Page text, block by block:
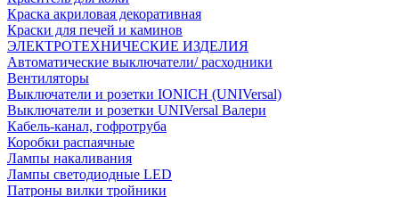
Краска акриловая декоративная
Краски для печей и каминов
ЭЛЕКТРОТЕХНИЧЕСКИЕ ИЗДЕЛИЯ
Автоматические выключатели/ расходники
Вентиляторы
Выключатели и розетки IONICH (UNIVersal)
Выключатели и розетки UNIVersal Валери
Кабель-канал, гофротруба
Коробки распаячные
Лампы накаливания
Лампы светодиодные LED
Патроны вилки тройники